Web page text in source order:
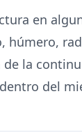
en
húmero,
la
del